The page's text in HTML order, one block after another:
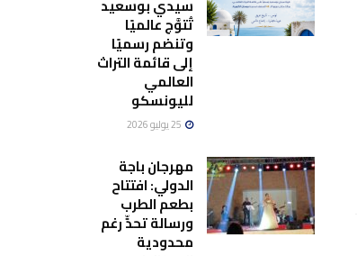
سيدي بوسعيد
تُتوَّج عالميًا
وتنضم رسميًا
إلى قائمة التراث
العالمي
لليونسكو
مهرجان باجة
الدولي: افتتاح
بطعم الطرب
ورسالة تحدٍّ رغم
محدودية